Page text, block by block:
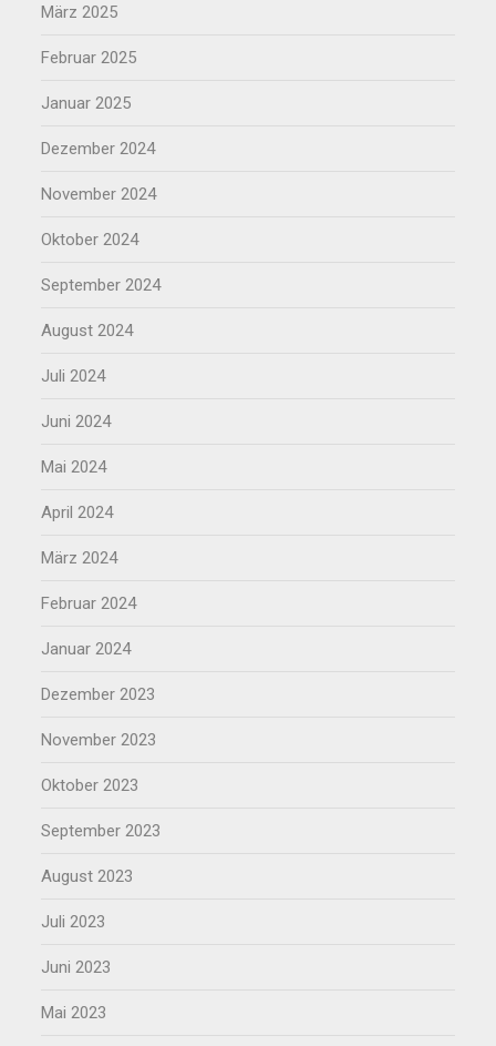
März 2025
Februar 2025
Januar 2025
Dezember 2024
November 2024
Oktober 2024
September 2024
August 2024
Juli 2024
Juni 2024
Mai 2024
April 2024
März 2024
Februar 2024
Januar 2024
Dezember 2023
November 2023
Oktober 2023
September 2023
August 2023
Juli 2023
Juni 2023
Mai 2023